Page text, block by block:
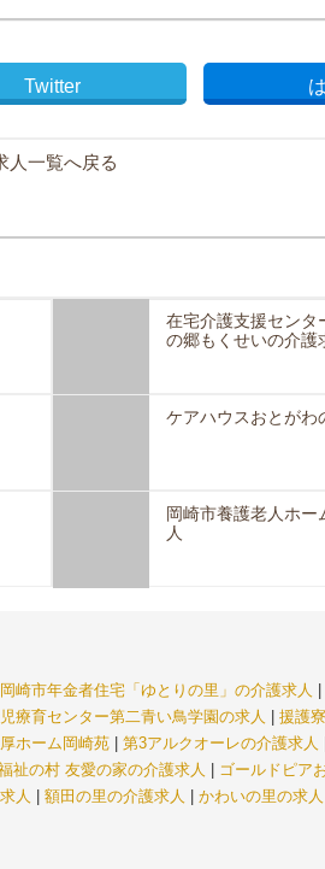
Twitter
人一覧へ戻る
在宅介護支援センタ
の郷もくせいの介護
ケアハウスおとがわ
岡崎市養護老人ホー
人
岡崎市年金者住宅「ゆとりの里」の介護求人
療育センター第二青い鳥学園の求人 援護
ホーム岡崎苑 第3アルクオーレの介護求人
祉の村 友愛の家の介護求人 ゴールドピア
人 額田の里の介護求人 かわいの里の求人